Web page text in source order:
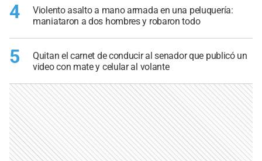
4
Violento asalto a mano armada en una peluquería:
maniataron a dos hombres y robaron todo
5
Quitan el carnet de conducir al senador que publicó un
video con mate y celular al volante